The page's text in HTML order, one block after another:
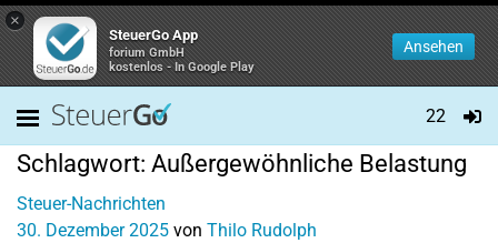
×
SteuerGo App
forium GmbH
kostenlos - In Google Play
Ansehen
22
Schlagwort: Außergewöhnliche Belastung
Steuer-Nachrichten
30. Dezember 2025 von Thilo Rudolph